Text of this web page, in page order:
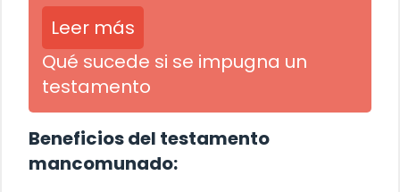
Leer más
Qué sucede si se impugna un
testamento
Beneficios del testamento
mancomunado: